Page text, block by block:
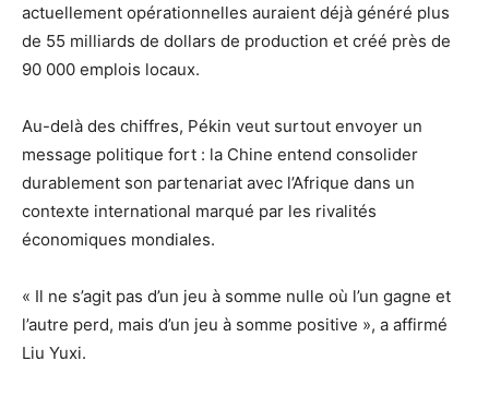
actuellement opérationnelles auraient déjà généré plus
de 55 milliards de dollars de production et créé près de
90 000 emplois locaux.
Au-delà des chiffres, Pékin veut surtout envoyer un
message politique fort : la Chine entend consolider
durablement son partenariat avec l’Afrique dans un
contexte international marqué par les rivalités
économiques mondiales.
« Il ne s’agit pas d’un jeu à somme nulle où l’un gagne et
l’autre perd, mais d’un jeu à somme positive », a affirmé
Liu Yuxi.